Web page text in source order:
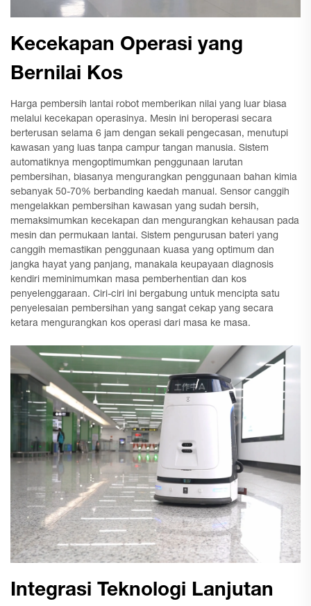
Kecekapan Operasi yang
Bernilai Kos
Harga pembersih lantai robot memberikan nilai yang luar biasa
melalui kecekapan operasinya. Mesin ini beroperasi secara
berterusan selama 6 jam dengan sekali pengecasan, menutupi
kawasan yang luas tanpa campur tangan manusia. Sistem
automatiknya mengoptimumkan penggunaan larutan
pembersihan, biasanya mengurangkan penggunaan bahan kimia
sebanyak 50-70% berbanding kaedah manual. Sensor canggih
mengelakkan pembersihan kawasan yang sudah bersih,
memaksimumkan kecekapan dan mengurangkan kehausan pada
mesin dan permukaan lantai. Sistem pengurusan bateri yang
canggih memastikan penggunaan kuasa yang optimum dan
jangka hayat yang panjang, manakala keupayaan diagnosis
kendiri meminimumkan masa pemberhentian dan kos
penyelenggaraan. Ciri-ciri ini bergabung untuk mencipta satu
penyelesaian pembersihan yang sangat cekap yang secara
ketara mengurangkan kos operasi dari masa ke masa.
Integrasi Teknologi Lanjutan